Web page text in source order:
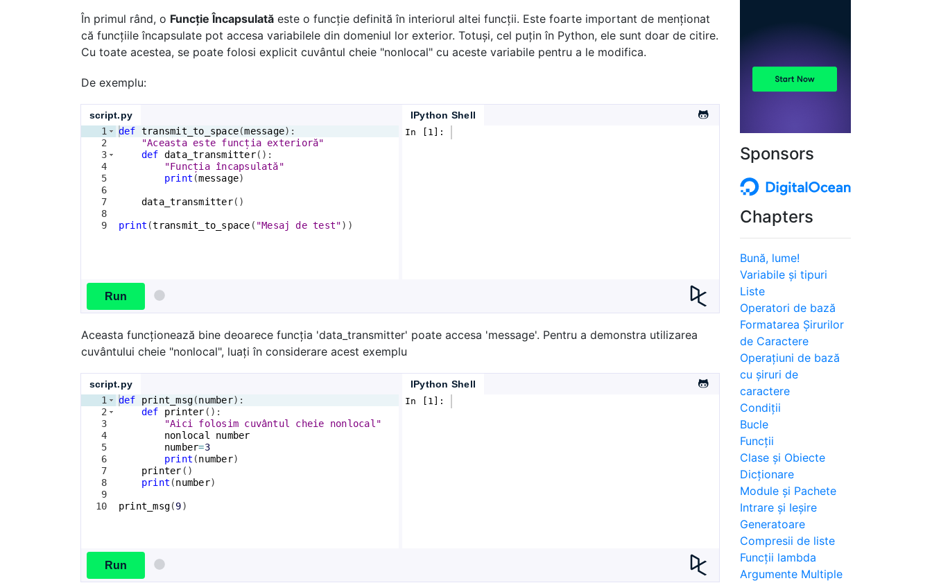
În primul rând, o Funcție Încapsulată este o funcție definită în interiorul altei funcții. Este foarte important de menționat
că funcțiile încapsulate pot accesa variabilele din domeniul lor exterior. Totuși, cel puțin în Python, ele sunt doar de citire.
Cu toate acestea, se poate folosi explicit cuvântul cheie "nonlocal" cu aceste variabile pentru a le modifica.
De exemplu:
script.py
1
2
3
4
5
6
7
8
9
def transmit_to_space(message) :
"Aceasta este funcția exterioră"
def data_transmitter( ) :
"Funcția încapsulată"
print (message)
data_transmitter( )
print (transmit_to_space ( "Mesaj de test"))
IPython Shell
In [1]:
Run
Aceasta funcționează bine deoarece funcția 'data_transmitter' poate accesa 'message'. Pentru a demonstra utilizarea
cuvântului cheie "nonlocal", luați în considerare acest exemplu
script.py
1
2
3
4
5
6
7
8
9
10
def print_msg(number) :
def
printer ( ) :
"Aici folosim cuvântul cheie nonlocal"
nonlocal
number
number=3
print (number)
printer ( )
print (number)
print_msg(9)
IPython Shell
In [1]:
Run
Sponsors
Chapters
Bună, lume!
Variabile și tipuri
Liste
Operatori de bază
Formatarea Șirurilor
de Caractere
Operațiuni de bază
cu șiruri de
caractere
Condiții
Bucle
Funcții
Clase și Obiecte
Dicționare
Module și Pachete
Intrare și Ieșire
Generatoare
Compresii de liste
Funcții lambda
Argumente Multiple